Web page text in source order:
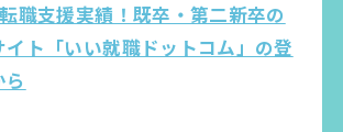
職支援実績！既卒・第二新卒の
ト「いい就職ドットコム」の登